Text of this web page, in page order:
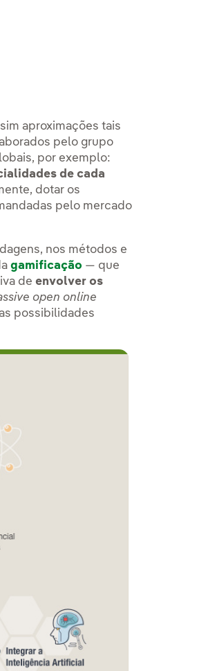
aproximações tais
pelo grupo
por exemplo:
de cada
dotar os
pelo mercado
nos métodos e
gamificação — que
deenvolver os
open online
possibilidades